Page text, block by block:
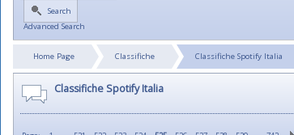
Search
Advanced Search
Home Page Classifiche Classifiche Spotify Italia
Classifiche Spotify Italia